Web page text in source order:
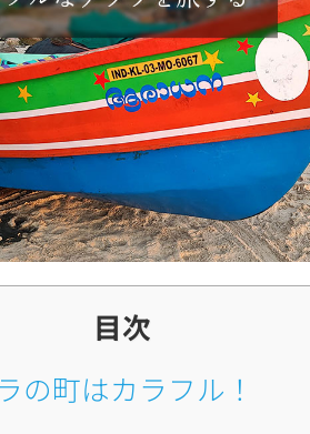
目次
の町はカラフル！